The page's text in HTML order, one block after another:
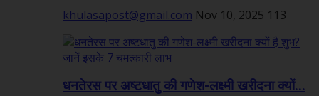
khulasapost@gmail.com Nov 10, 2025 113
धनतेरस पर अष्टधातु की गणेश-लक्ष्मी खरीदना क्यों...